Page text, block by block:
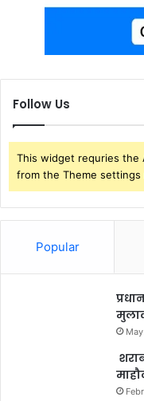
Follow Us
This widget requries the
from the Theme settings
Popular